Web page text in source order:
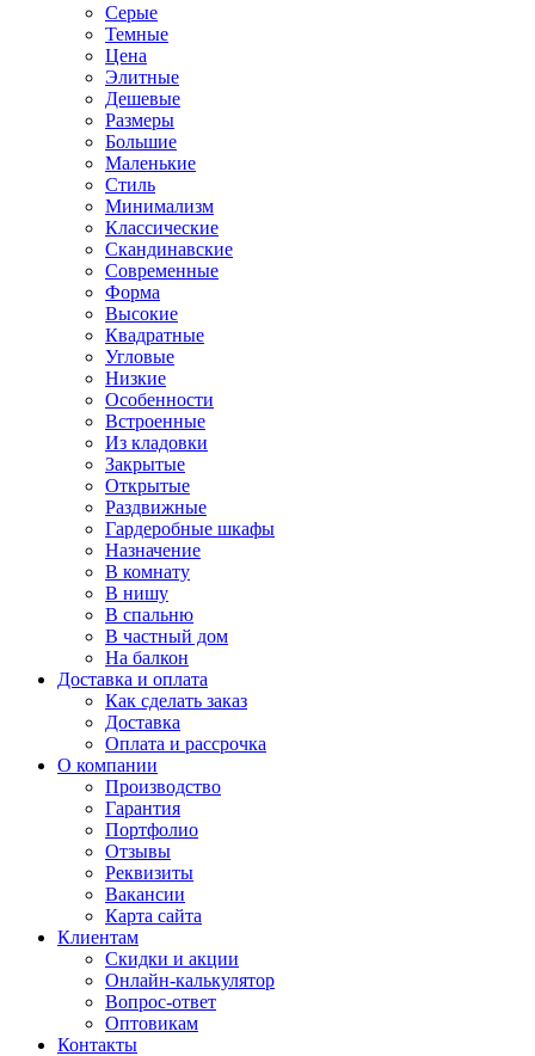
Серые
Темные
Цена
Элитные
Дешевые
Размеры
Большие
Маленькие
Стиль
Минимализм
Классические
Скандинавские
Современные
Форма
Высокие
Квадратные
Угловые
Низкие
Особенности
Встроенные
Из кладовки
Закрытые
Открытые
Раздвижные
Гардеробные шкафы
Назначение
В комнату
В нишу
В спальню
В частный дом
На балкон
Доставка и оплата
Как сделать заказ
Доставка
Оплата и рассрочка
О компании
Производство
Гарантия
Портфолио
Отзывы
Реквизиты
Вакансии
Карта сайта
Клиентам
Скидки и акции
Онлайн-калькулятор
Вопрос-ответ
Оптовикам
Контакты